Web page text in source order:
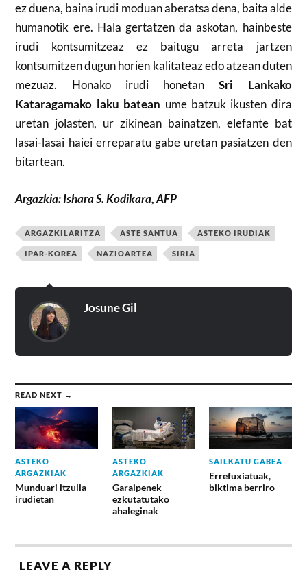
ez duena, baina irudi moduan aberatsa dena, baita alde
humanotik ere. Hala gertatzen da askotan, hainbeste
irudi kontsumitzeaz ez baitugu arreta jartzen
kontsumitzen dugun horien kalitateaz edo atzean duten
mezuaz. Honako irudi honetanSri Lankako
Kataragamako laku batean ume batzuk ikusten dira
uretan jolasten, ur zikinean bainatzen, elefante bat
lasai-lasai haiei erreparatu gabe uretan pasiatzen den
bitartean.
Argazkia: Ishara S. Kodikara, AFP
ARGAZKILARITZA ASTE SANTUA ASTEKO IRUDIAK
IPAR-KOREA NAZIOARTEA SIRIA
Josune Gil
READ NEXT →
ASTEKO
ARGAZKIAK
Munduari itzulia
irudietan
ASTEKO
ARGAZKIAK
Garaipenek
ezkutatutako
ahaleginak
SAILKATU GABEA
Errefuxiatuak,
biktima berriro
LEAVE A REPLY